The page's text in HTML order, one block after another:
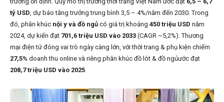
tỷ USD, dự báo tăng trưởng trung bình 3,5 – 4%/năm đến 2030. Trong
đó, phân khúc nội y và đồ ngủ có giá trị khoảng 450 triệu USD năm
2024, dự kiến đạt 701,6 triệu USD vào 2033 (CAGR ~5,2%). Thương
mại điện tử đóng vai trò ngày càng lớn, với thời trang & phụ kiện chiếm
27,5% doanh thu online và riêng phân khúc đồ lót & đồ ngủước đạt
208,7 triệu USD vào 2025.